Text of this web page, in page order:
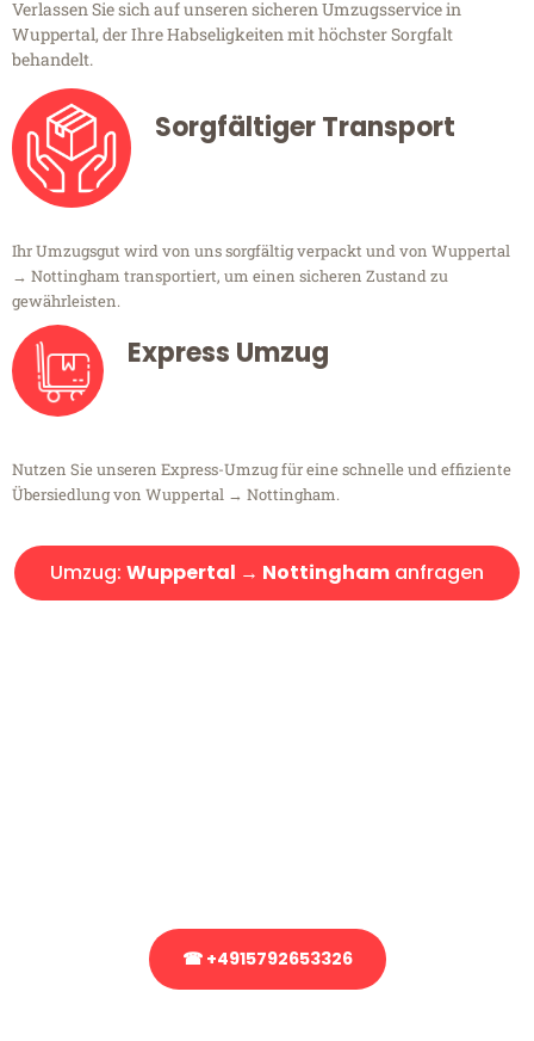
Verlassen Sie sich auf unseren sicheren Umzugsservice in
Wuppertal, der Ihre Habseligkeiten mit höchster Sorgfalt
behandelt.
Sorgfältiger Transport
Ihr Umzugsgut wird von uns sorgfältig verpackt und von Wuppertal
→ Nottingham transportiert, um einen sicheren Zustand zu
gewährleisten.
Express Umzug
Nutzen Sie unseren Express-Umzug für eine schnelle und effiziente
Übersiedlung von Wuppertal → Nottingham.
Umzug: Wuppertal → Nottingham anfragen
☎ +4915792653326